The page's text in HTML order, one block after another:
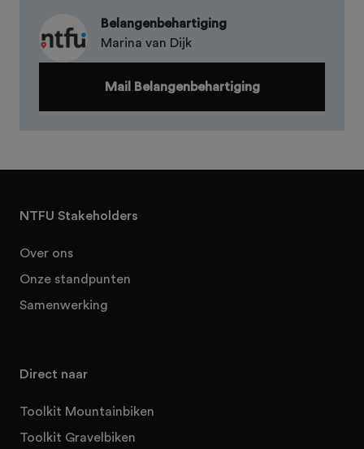
Belangenbehartiging
Marina van Dijk
Mail Belangenbehartiging
NTFU Stakeholders
Over ons
Onze standpunten
Samenwerking
Direct naar
Toolkit Mountainbiken
Toolkit Gravelbiken